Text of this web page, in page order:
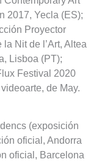
2017, Yecla (ES);
Proyector
Nit de l’Art, Altea
Lisboa (PT);
Festival 2020
de May.
(exposición
oficial, Andorra
oficial, Barcelona